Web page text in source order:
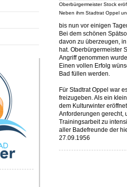
Oberbürgermeister Stock
Neben ihm Stadtrat Oppel
bis nun vor einigen
Bei dem schönen
davon zu überzeugen,
hat. Oberbürgermeister
Angriff genommen
Einen vollen Erfolg
Bad füllen werden.
Für Stadtrat Oppel war
freizugeben. Als ein
dem Kulturwinter
Anforderungen gerecht,
Trainingsarbeit zu
aller Badefreunde der
27.09.1956